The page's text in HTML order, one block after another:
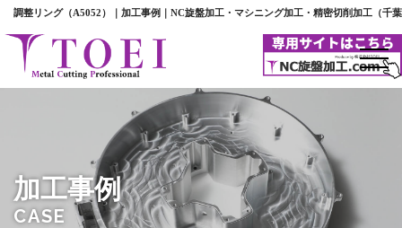
調整リング（A5052）｜加工事例｜NC旋盤加工・マシニング加工・精密切削加工（千
加工事例
CASE